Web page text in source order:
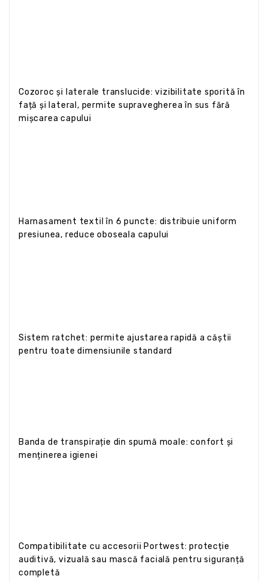
Cozoroc și laterale translucide: vizibilitate sporită în
față și lateral, permite supravegherea în sus fără
mișcarea capului
Harnasament textil în 6 puncte: distribuie uniform
presiunea, reduce oboseala capului
Sistem ratchet: permite ajustarea rapidă a căștii
pentru toate dimensiunile standard
Banda de transpirație din spumă moale: confort și
menținerea igienei
Compatibilitate cu accesorii Portwest: protecție
auditivă, vizuală sau mască facială pentru siguranță
completă